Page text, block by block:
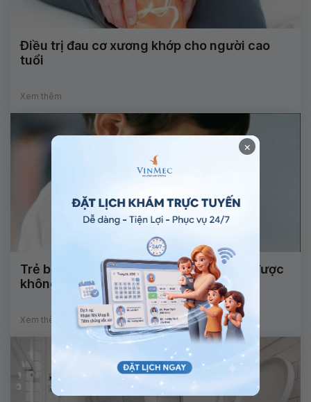
Điều trị đau cơ xương khớp cho người cao
tuổi
Xem thêm
Trẻ bị vi vôi tinh hoàn có thể chữa khỏi được
không?
Xem thêm
×